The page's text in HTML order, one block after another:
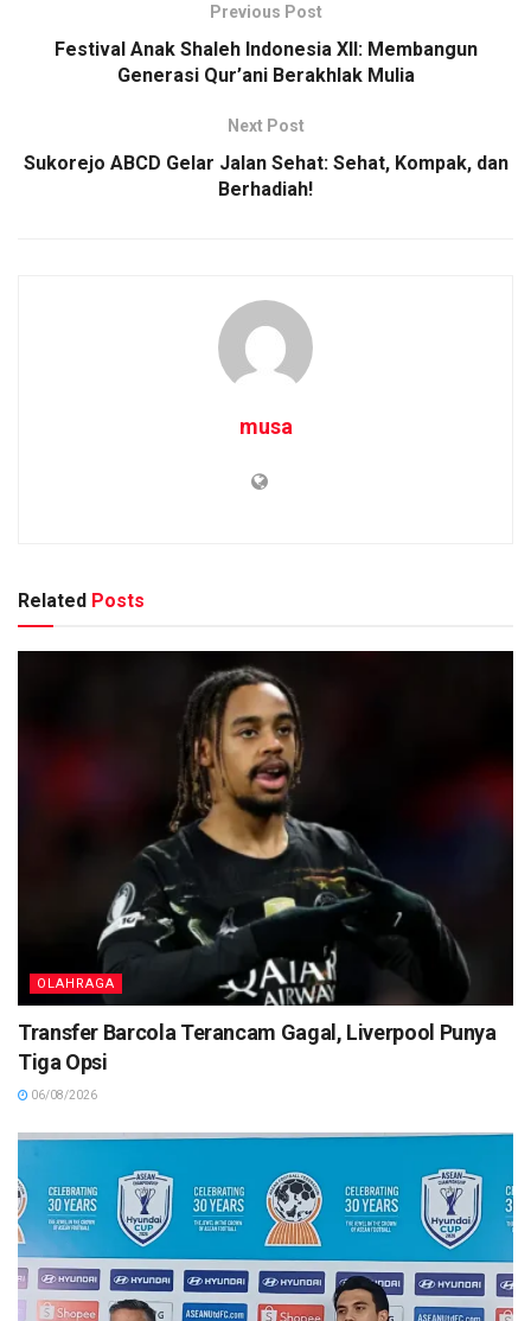
Previous Post
Festival Anak Shaleh Indonesia XII: Membangun
Generasi Qur’ani Berakhlak Mulia
Next Post
Sukorejo ABCD Gelar Jalan Sehat: Sehat, Kompak, dan
Berhadiah!
musa
Related Posts
OLAHRAGA
Transfer Barcola Terancam Gagal, Liverpool Punya
Tiga Opsi
06/08/2026